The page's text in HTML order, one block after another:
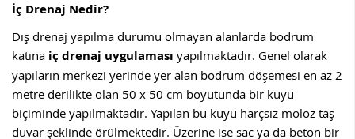
İç Drenaj Nedir?
Dış drenaj yapılma durumu olmayan alanlarda bodrum
katına iç drenaj uygulaması yapılmaktadır. Genel olarak
yapıların merkezi yerinde yer alan bodrum döşemesi en az 2
metre derilikte olan 50 x 50 cm boyutunda bir kuyu
biçiminde yapılmaktadır. Yapılan bu kuyu harçsız moloz taş
duvar şeklinde örülmektedir. Üzerine ise sac ya da beton bir